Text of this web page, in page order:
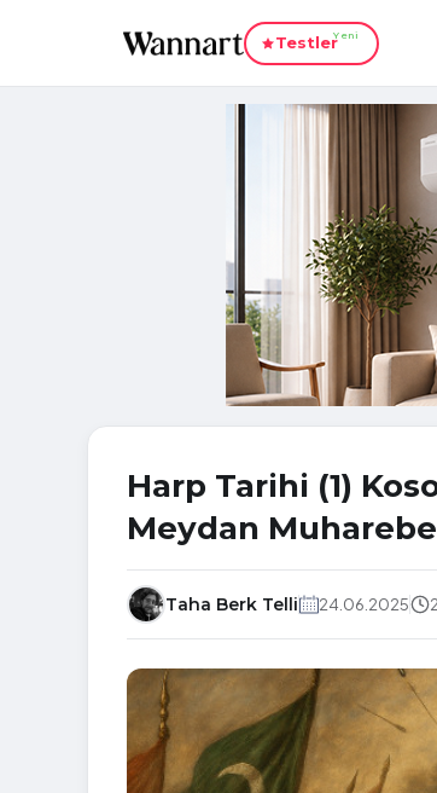
TestlerYeni
Harp Tarihi (1)
Meydan
Taha Berk Telli 24.06.2025